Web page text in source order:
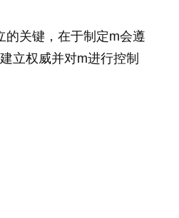
关键，在于制定m会遵
立权威并对m进行控制